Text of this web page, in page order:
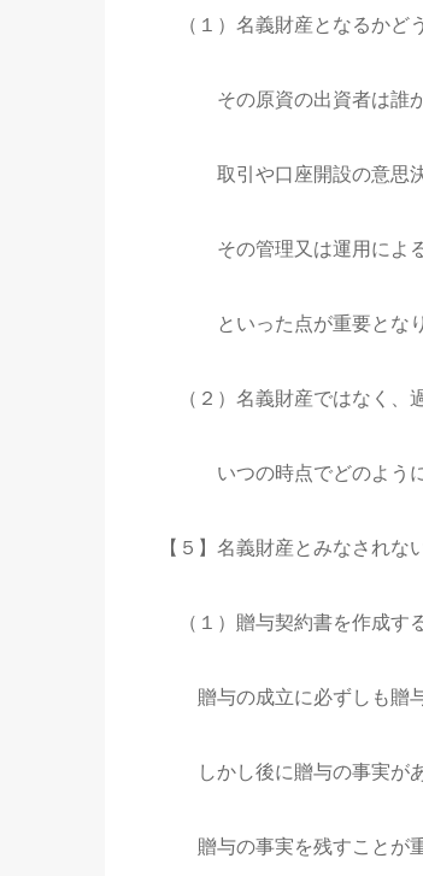
（１）名義財産となるかどう
その原資の出資者は誰か
取引や口座開設の意思決
その管理又は運用による
といった点が重要となり
（２）名義財産ではなく、
いつの時点でどのように
【５】名義財産とみなされな
（１）贈与契約書を作成す
贈与の成立に必ずしも贈与
しかし後に贈与の事実があ
贈与の事実を残すことが重